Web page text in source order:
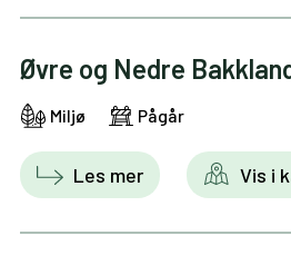
Øvre og Nedre
Miljø Pågår
Les mer Vis i